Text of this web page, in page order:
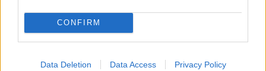
CONFIRM
Data Deletion Data Access Privacy Policy
Εμπιστευτείτε τις δυνάμεις σας και
χαμογελάστε.
Καλή δύναμη σε όλες και όλους!